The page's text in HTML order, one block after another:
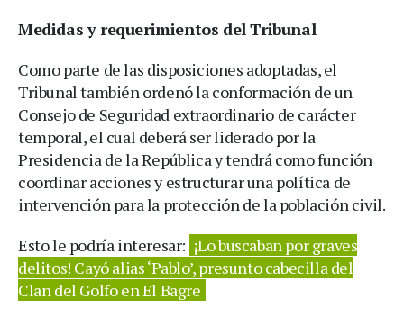
Medidas y requerimientos del Tribunal
Como parte de las disposiciones adoptadas, el
Tribunal también ordenó la conformación de un
Consejo de Seguridad extraordinario de carácter
temporal, el cual deberá ser liderado por la
Presidencia de la República y tendrá como función
coordinar acciones y estructurar una política de
intervención para la protección de la población civil.
Esto le podría interesar: ¡Lo buscaban por graves
delitos! Cayó alias ‘Pablo’, presunto cabecilla del
Clan del Golfo en El Bagre